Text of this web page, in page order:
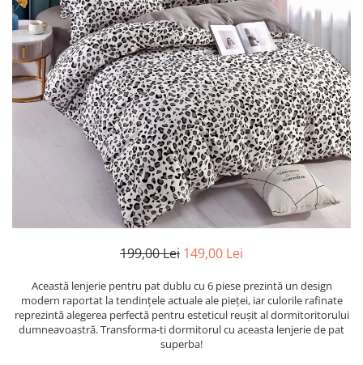
Cearceaf cu elastic
Cearceaf normal
Lenjerii De Pat Creponate
Lenjerii De Pat Bumbac Poplin 2
Persoane
Lenjerii De Pat Bumbac Poplin,
Matlasate, 2 Persoane
Lenjerii De Pat Bumbac Satinat 2
Lenjerii De Pat Volanase
Lenjerii De Pat, Finet Premium 3D,
Lenjerii De Pat Catifea
Lenjerii De Pat Cocolino
199,00 Lei 149,00 Lei
Această lenjerie pentru pat dublu cu 6 piese prezintă un design
modern raportat la tendințele actuale ale pieței, iar culorile rafinate
reprezintă alegerea perfectă pentru esteticul reușit al dormitoritorului
dumneavoastră. Transforma-ti dormitorul cu aceasta lenjerie de pat
superba!